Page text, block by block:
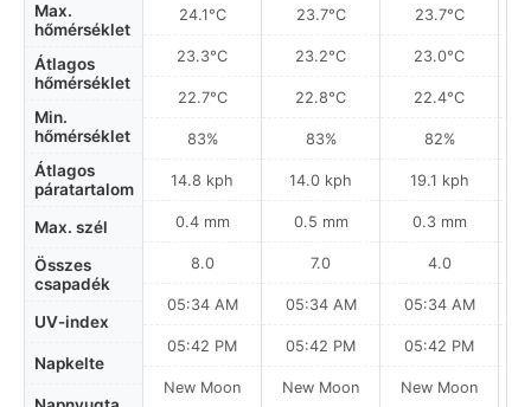
Max.
hőmérséklet
Átlagos
hőmérséklet
Min.
hőmérséklet
Átlagos
páratartalom
Max. szél
Összes
csapadék
UV-index
Napkelte
24.1°C
23.3°C
22.7°C
83%
14.8 kph
0.4 mm
8.0
05:34 AM
05:42 PM
New Moon
23.7°C
23.2°C
22.8°C
83%
14.0 kph
0.5 mm
7.0
05:34 AM
05:42 PM
New Moon
23.7°C
23.0°C
22.4°C
82%
19.1 kph
0.3 mm
4.0
05:34 AM
05:42 PM
New Moon